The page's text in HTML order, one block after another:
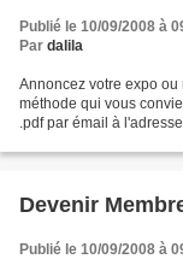
Publié le 10/09/2008 à
Par dalila
Annoncez votre expo
méthode qui vous
.pdf par émail à
Devenir
Publié le 10/09/2008 à